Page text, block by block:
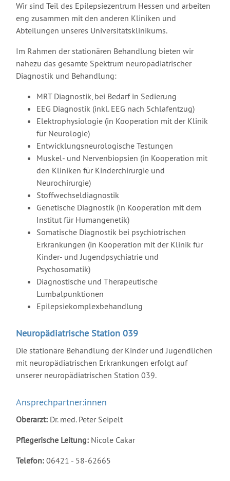
Wir sind Teil des Epilepsiezentrum Hessen und arbeiten
eng zusammen mit den anderen Kliniken und
Abteilungen unseres Universitätsklinikums.
Im Rahmen der stationären Behandlung bieten wir
nahezu das gesamte Spektrum neuropädiatrischer
Diagnostik und Behandlung:
MRT Diagnostik, bei Bedarf in Sedierung
EEG Diagnostik (inkl. EEG nach Schlafentzug)
Elektrophysiologie (in Kooperation mit der Klinik
für Neurologie)
Entwicklungsneurologische Testungen
Muskel- und Nervenbiopsien (in Kooperation mit
den Kliniken für Kinderchirurgie und
Neurochirurgie)
Stoffwechseldiagnostik
Genetische Diagnostik (in Kooperation mit dem
Institut für Humangenetik)
Somatische Diagnostik bei psychiotrischen
Erkrankungen (in Kooperation mit der Klinik für
Kinder- und Jugendpsychiatrie und
Psychosomatik)
Diagnostische und Therapeutische
Lumbalpunktionen
Epilepsiekomplexbehandlung
Neuropädiatrische Station 039
Die stationäre Behandlung der Kinder und Jugendlichen
mit neuropädiatrischen Erkrankungen erfolgt auf
unserer neuropädiatrischen Station 039.
Ansprechpartner:innen
Oberarzt: Dr. med. Peter Seipelt
Pflegerische Leitung: Nicole Cakar
Telefon: 06421 - 58-62665